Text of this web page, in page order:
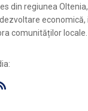
din regiunea
comunităților locale.